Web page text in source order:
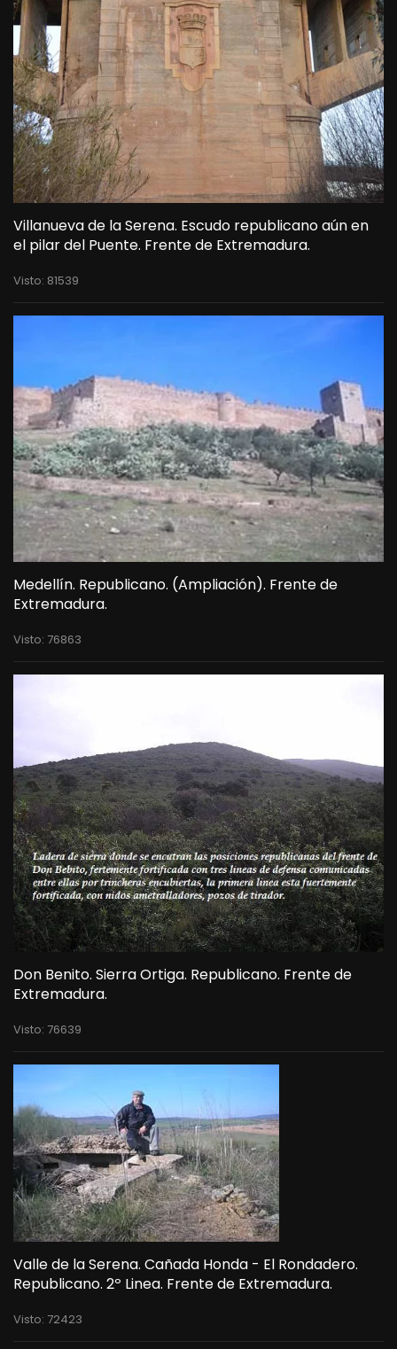
Villanueva de la Serena. Escudo republicano aún en
el pilar del Puente. Frente de Extremadura.
Visto: 81539
Medellín. Republicano. (Ampliación). Frente de
Extremadura.
Visto: 76863
Don Benito. Sierra Ortiga. Republicano. Frente de
Extremadura.
Visto: 76639
Valle de la Serena. Cañada Honda - El Rondadero.
Republicano. 2º Linea. Frente de Extremadura.
Visto: 72423